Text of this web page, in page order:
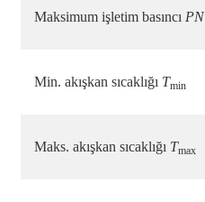
Maksimum işletim basıncı PN
Min. akışkan sıcaklığı Tmin
Maks. akışkan sıcaklığı Tmax